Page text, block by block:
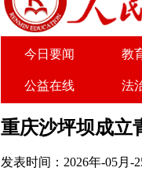
今日要闻 教
公益在线 法
关于我们 广
重庆沙坪坝成立
发表时间：2026年-05月-